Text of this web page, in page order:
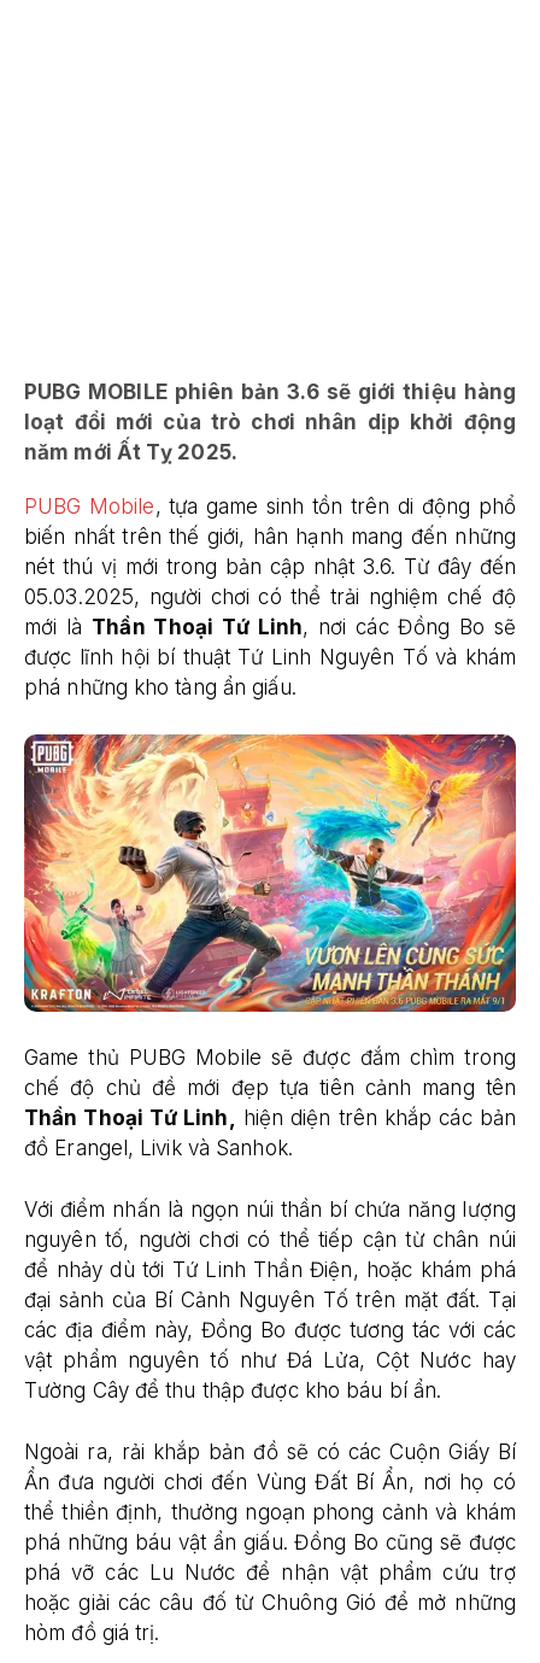
PUBG MOBILE phiên bản 3.6 sẽ giới thiệu hàng
loạt đổi mới của trò chơi nhân dịp khởi động
năm mới Ất Tỵ 2025.
PUBG Mobile, tựa game sinh tồn trên di động phổ
biến nhất trên thế giới, hân hạnh mang đến những
nét thú vị mới trong bản cập nhật 3.6. Từ đây đến
05.03.2025, người chơi có thể trải nghiệm chế độ
mới là Thần Thoại Tứ Linh, nơi các Đồng Bo sẽ
được lĩnh hội bí thuật Tứ Linh Nguyên Tố và khám
phá những kho tàng ẩn giấu.
Game thủ PUBG Mobile sẽ được đắm chìm trong
chế độ chủ đề mới đẹp tựa tiên cảnh mang tên
Thần Thoại Tứ Linh, hiện diện trên khắp các bản
đồ Erangel, Livik và Sanhok.
Với điểm nhấn là ngọn núi thần bí chứa năng lượng
nguyên tố, người chơi có thể tiếp cận từ chân núi
để nhảy dù tới Tứ Linh Thần Điện, hoặc khám phá
đại sảnh của Bí Cảnh Nguyên Tố trên mặt đất. Tại
các địa điểm này, Đồng Bo được tương tác với các
vật phẩm nguyên tố như Đá Lửa, Cột Nước hay
Tường Cây để thu thập được kho báu bí ẩn.
Ngoài ra, rải khắp bản đồ sẽ có các Cuộn Giấy Bí
Ẩn đưa người chơi đến Vùng Đất Bí Ẩn, nơi họ có
thể thiền định, thưởng ngoạn phong cảnh và khám
phá những báu vật ẩn giấu. Đồng Bo cũng sẽ được
phá vỡ các Lu Nước để nhận vật phẩm cứu trợ
hoặc giải các câu đố từ Chuông Gió để mở những
hòm đồ giá trị.